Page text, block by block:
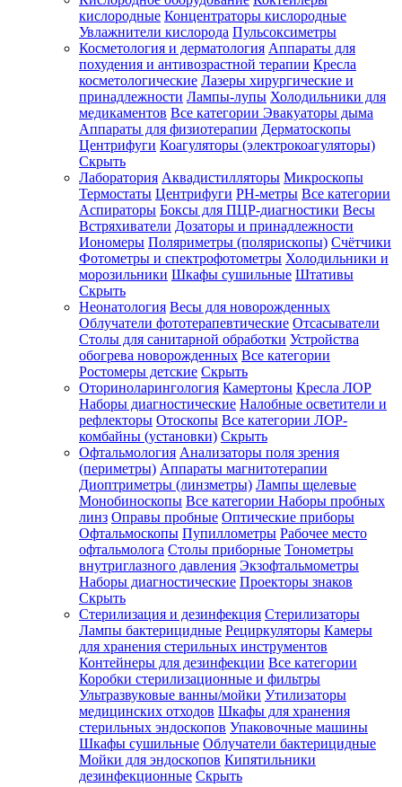
Зарегистрироваться
Зачем
регистрироваться?
Все
покупки
одном
месте
Личный
менеджер
Отслеживание
статуса
заказа
кислородные Концентраторы кислородные
Увлажнители кислорода Пульсоксиметры
Косметология и дерматология Аппараты для
похудения и антивозрастной терапии Кресла
косметологические Лазеры хирургические и
принадлежности Лампы-лупы Холодильники для
медикаментов Все категории Эвакуаторы дыма
Аппараты для физиотерапии Дерматоскопы
Центрифуги Коагуляторы (электрокоагуляторы)
Скрыть
Лаборатория Аквадистилляторы Микроскопы
Термостаты Центрифуги PH-метры Все категории
Аспираторы Боксы для ПЦР-диагностики Весы
Встряхиватели Дозаторы и принадлежности
Иономеры Поляриметры (полярископы) Счётчики
Фотометры и спектрофотометры Холодильники и
морозильники Шкафы сушильные Штативы
Скрыть
Неонатология Весы для новорожденных
Облучатели фототерапевтические Отсасыватели
Столы для санитарной обработки Устройства
обогрева новорожденных Все категории
Ростомеры детские Скрыть
Оториноларингология Камертоны Кресла ЛОР
Наборы диагностические Налобные осветители и
рефлекторы Отоскопы Все категории ЛОР-
комбайны (установки) Скрыть
Офтальмология Анализаторы поля зрения
(периметры) Аппараты магнитотерапии
Диоптриметры (линзметры) Лампы щелевые
Монобиноскопы Все категории Наборы пробных
линз Оправы пробные Оптические приборы
Офтальмоскопы Пупиллометры Рабочее место
офтальмолога Столы приборные Тонометры
внутриглазного давления Экзофтальмометры
Наборы диагностические Проекторы знаков
Скрыть
Стерилизация и дезинфекция Стерилизаторы
Лампы бактерицидные Рециркуляторы Камеры
для хранения стерильных инструментов
Контейнеры для дезинфекции Все категории
Коробки стерилизационные и фильтры
Ультразвуковые ванны/мойки Утилизаторы
медицинских отходов Шкафы для хранения
стерильных эндоскопов Упаковочные машины
Шкафы сушильные Облучатели бактерицидные
Мойки для эндоскопов Кипятильники
дезинфекционные Скрыть